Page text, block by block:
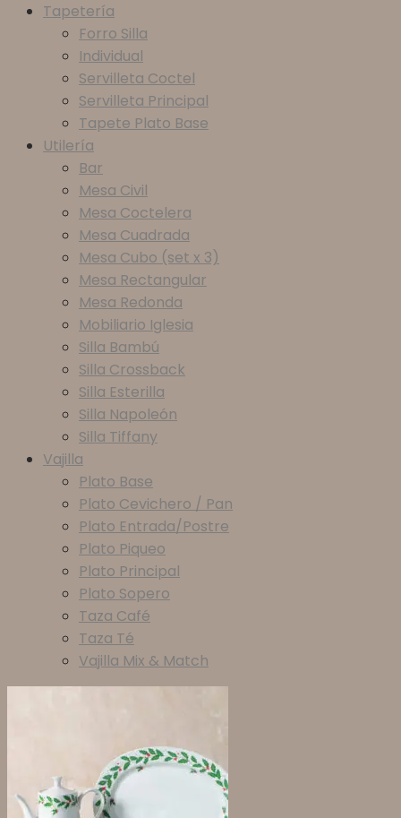
Tapetería
Forro Silla
Individual
Servilleta Coctel
Servilleta Principal
Tapete Plato Base
Utilería
Bar
Mesa Civil
Mesa Coctelera
Mesa Cuadrada
Mesa Cubo (set x 3)
Mesa Rectangular
Mesa Redonda
Mobiliario Iglesia
Silla Bambú
Silla Crossback
Silla Esterilla
Silla Napoleón
Silla Tiffany
Vajilla
Plato Base
Plato Cevichero / Pan
Plato Entrada/Postre
Plato Piqueo
Plato Principal
Plato Sopero
Taza Café
Taza Té
Vajilla Mix & Match